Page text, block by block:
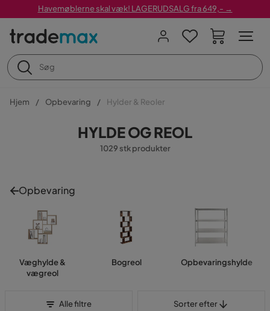
Havemøblerne skal væk! LAGERUDSALG fra 649,- →
Hjem Opbevaring Hylder & Reoler
HYLDE OG REOL
1029 stk produkter
Opbevaring
Væghylde &
vægreol
Bogreol Opbevaringshylde
Alle filtre Sorter efter